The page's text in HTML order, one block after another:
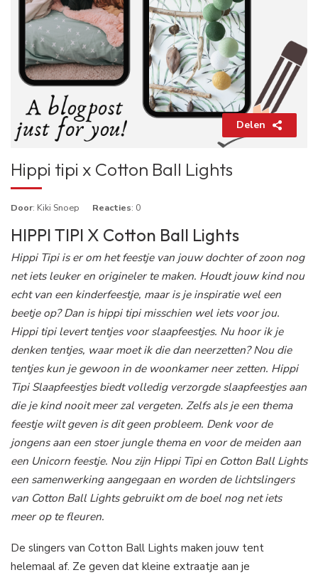
Delen
Hippi tipi x Cotton Ball Lights
Door: Kiki Snoep Reacties: 0
HIPPI TIPI X Cotton Ball Lights
Hippi Tipi is er om het feestje van jouw dochter of zoon nog
net iets leuker en origineler te maken. Houdt jouw kind nou
echt van een kinderfeestje, maar is je inspiratie wel een
beetje op? Dan is hippi tipi misschien wel iets voor jou.
Hippi tipi levert tentjes voor slaapfeestjes. Nu hoor ik je
denken tentjes, waar moet ik die dan neerzetten? Nou die
tentjes kun je gewoon in de woonkamer neer zetten. Hippi
Tipi Slaapfeestjes biedt volledig verzorgde slaapfeestjes aan
die je kind nooit meer zal vergeten. Zelfs als je een thema
feestje wilt geven is dit geen probleem. Denk voor de
jongens aan een stoer jungle thema en voor de meiden aan
een Unicorn feestje. Nou zijn Hippi Tipi en Cotton Ball Lights
een samenwerking aangegaan en worden de lichtslingers
van Cotton Ball Lights gebruikt om de boel nog net iets
meer op te fleuren.
De slingers van Cotton Ball Lights maken jouw tent
helemaal af. Ze geven dat kleine extraatje aan je